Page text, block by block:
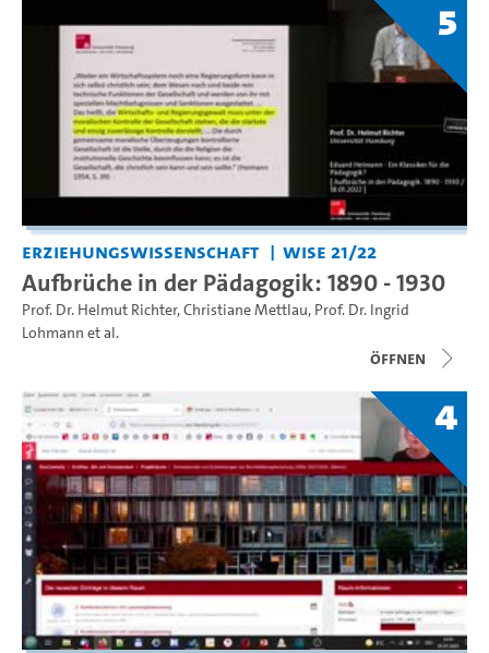
5
Erziehungswissenschaft WiSe 21/22
Aufbrüche in der Pädagogik: 1890 - 1930
Prof. Dr. Helmut Richter,Christiane Mettlau, Prof. Dr. Ingrid
Lohmann et al.
Öffnen
4